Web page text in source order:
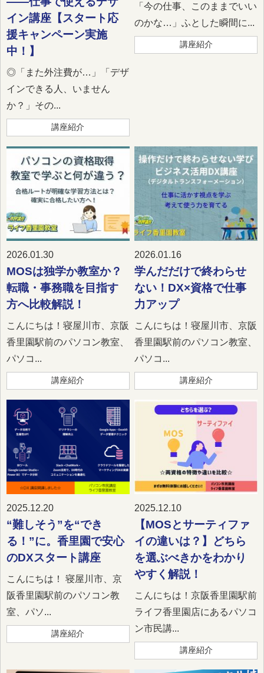
イン講座【スタート応
援キャンペーン実施
中！】
◎「また外注費が…」「デザ
インできる人、いません
か？」その...
講座紹介
「今の仕事、このままでいい
のかな…」ふとした瞬間に...
講座紹介
2026.01.30
MOSは独学か教室か？
転職・事務職を目指す
方へ比較解説！
こんにちは！寝屋川市、京阪
香里園駅前のパソコン教室、
パソコ...
講座紹介
2026.01.16
学んだだけで終わらせ
ない！DX×資格で仕事
力アップ
こんにちは！寝屋川市、京阪
香里園駅前のパソコン教室、
パソコ...
講座紹介
2025.12.20
“難しそう”を“でき
る！”に。香里園で安心
のDXスタート講座
こんにちは！ 寝屋川市、京
阪香里園駅前のパソコン教
室、パソ...
講座紹介
2025.12.10
【MOSとサーティファ
イの違いは？】どちら
を選ぶべきかをわかり
やすく解説！
こんにちは！京阪香里園駅前
ライフ香里園店にあるパソコ
ン市民講...
講座紹介